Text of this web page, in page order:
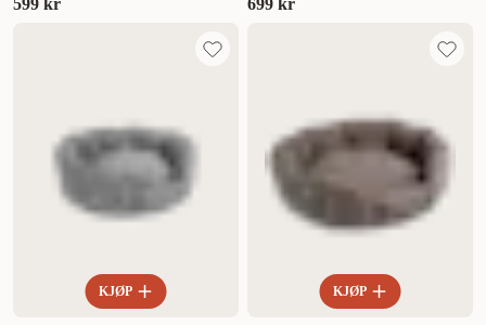
599 kr 699 kr
KJØP KJØP